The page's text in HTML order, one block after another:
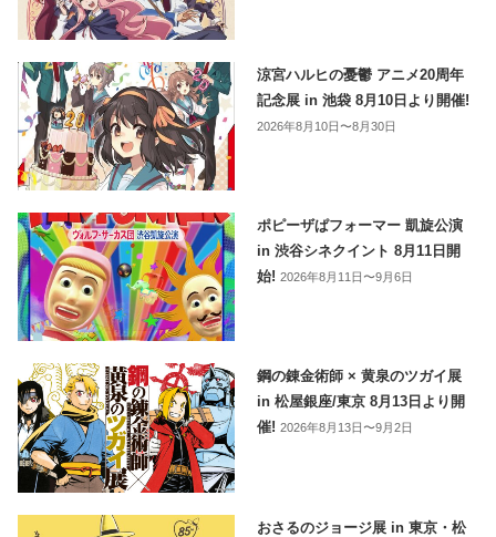
涼宮ハルヒの憂鬱 アニメ20周年
記念展 in 池袋 8月10日より開催!
2026年8月10日〜8月30日
ポピーザぱフォーマー 凱旋公演
in 渋谷シネクイント 8月11日開
始!2026年8月11日〜9月6日
鋼の錬金術師 × 黄泉のツガイ展
in 松屋銀座/東京 8月13日より開
催!2026年8月13日〜9月2日
おさるのジョージ展 in 東京・松